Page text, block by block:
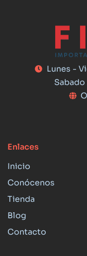
Lunes -
Enlaces
Inicio
Conócenos
Tienda
Blog
Contacto